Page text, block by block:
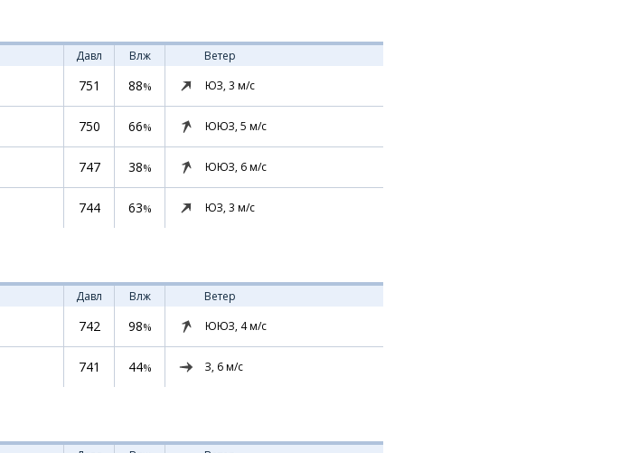
Давл Влж
Ветер
751 88% ЮЗ, 3 м/с
750 66% ЮЮЗ, 5 м/с
747 38% ЮЮЗ, 6м/с
744 63% ЮЗ, 3 м/с
Давл Влж
Ветер
742 98% ЮЮЗ, 4м/с
741 44% З, 6м/с